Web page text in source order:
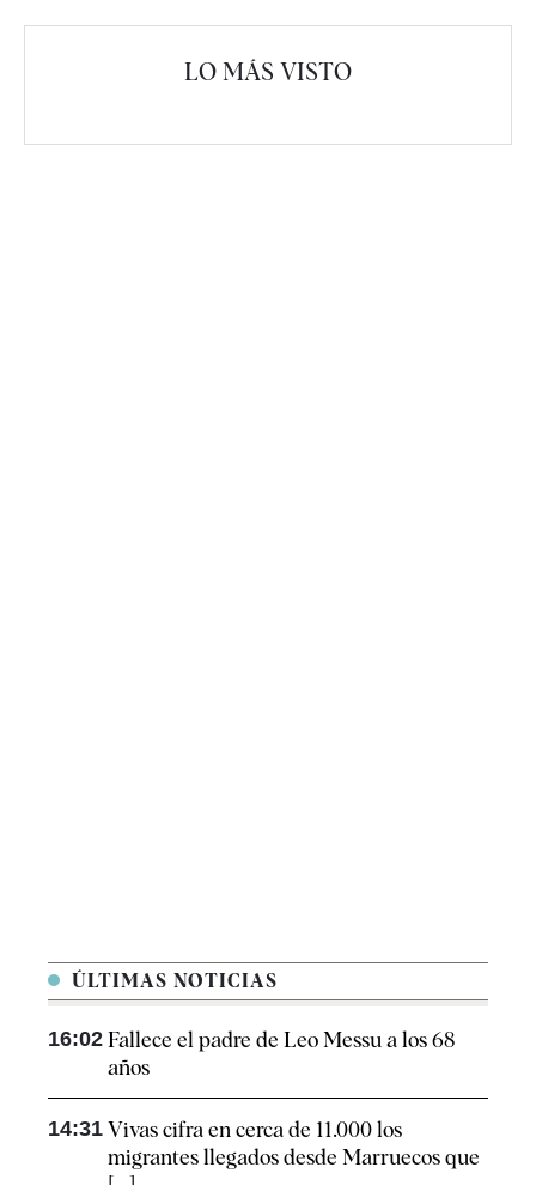
LO MÁS VISTO
ÚLTIMAS NOTICIAS
16:02 Fallece el padre de Leo Messu a los 68
años
14:31 Vivas cifra en cerca de 11.000 los
migrantes llegados desde Marruecos que